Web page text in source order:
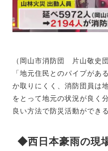
（岡山市消防団 片山敬史団
「地元住民とのパイプがあ
か取りにくく、消防団員は
をとって地元の状況が良く
良い方法で防災活動ができる
◆西日本豪雨の現